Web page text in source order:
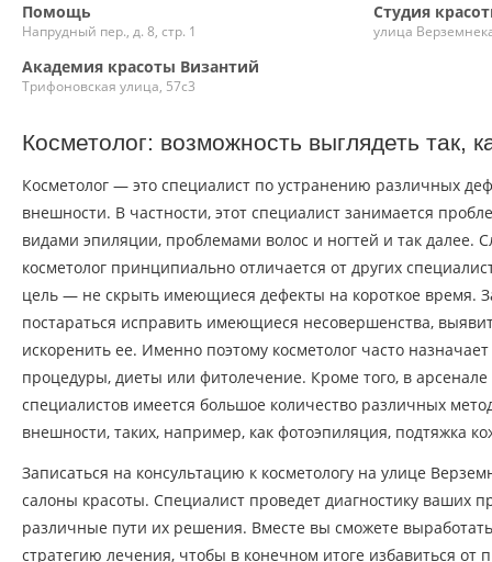
Помощь
Напрудный пер., д. 8, стр. 1
Академия красоты Византий
Трифоновская улица, 57с3
Студия
улица
Косметолог: возможность выглядеть так,
Косметолог — это специалист по устранению различных
внешности. В частности, этот специалист занимается
видами эпиляции, проблемами волос и ногтей и так далее.
косметолог принципиально отличается от других
цель — не скрыть имеющиеся дефекты на короткое время.
постараться исправить имеющиеся несовершенства,
искоренить ее. Именно поэтому косметолог часто
процедуры, диеты или фитолечение. Кроме того, в
специалистов имеется большое количество различных
внешности, таких, например, как фотоэпиляция, подтяжка
Записаться на консультацию к косметологу на улице
салоны красоты. Специалист проведет диагностику ваших
различные пути их решения. Вместе вы сможете
стратегию лечения, чтобы в конечном итоге избавиться от